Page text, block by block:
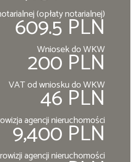
(opłaty notarialnej)
609.5 PLN
Wniosek do WKW
200 PLN
VAT od wniosku do WKW
46 PLN
agencji nieruchomości
9,400 PLN
agencji nieruchomości